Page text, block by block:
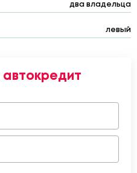
два владельца
левый
автокредит